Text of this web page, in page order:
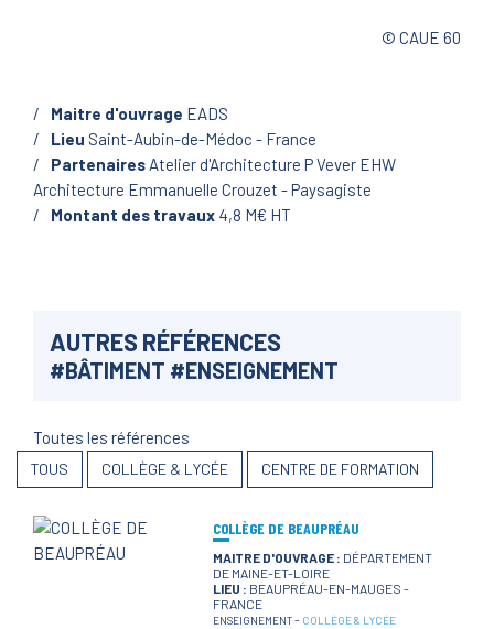
© CAUE 60
Maitre d'ouvrage EADS
Lieu Saint-Aubin-de-Médoc - France
Partenaires Atelier d'Architecture P Vever EHW
Architecture Emmanuelle Crouzet - Paysagiste
Montant des travaux 4,8 M€ HT
AUTRES RÉFÉRENCES
#BÂTIMENT #ENSEIGNEMENT
Toutes les références
TOUS COLLÈGE & LYCÉE CENTRE DE FORMATION
COLLÈGE DE BEAUPRÉAU
MAITRE D'OUVRAGE : DÉPARTEMENT
DE MAINE-ET-LOIRE
LIEU : BEAUPRÉAU-EN-MAUGES -
FRANCE
ENSEIGNEMENT- COLLÈGE & LYCÉE